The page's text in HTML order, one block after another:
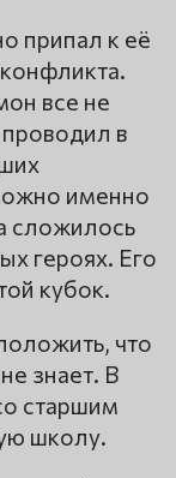
припал к её
все не
в
именно
сложилось
героях. Его
кубок.
что
знает. В
старшим
школу.